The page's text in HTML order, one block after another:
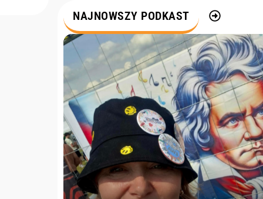
m
NAJNOWSZY PODKAST